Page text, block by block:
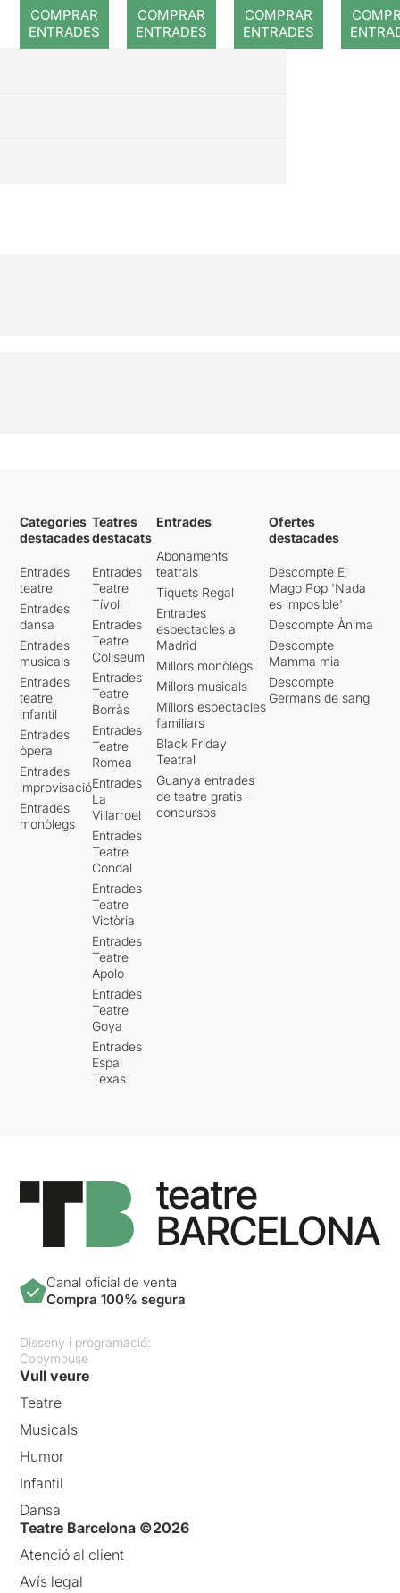
COMPRAR
ENTRADES
COMPRAR
ENTRADES
COMPRAR
ENTRADES
Categories
destacades
Entrades
teatre
Entrades
dansa
Entrades
musicals
Entrades
teatre
infantil
Entrades
òpera
Entrades
improvisació
Entrades
monòlegs
Teatres
destacats
Entrades
Teatre
Tívoli
Entrades
Teatre
Coliseum
Entrades
Teatre
Borràs
Entrades
Teatre
Romea
Entrades
La
Villarroel
Entrades
Teatre
Condal
Entrades
Teatre
Victòria
Entrades
Teatre
Apolo
Entrades
Teatre
Goya
Entrades
Espai
Texas
Entrades
Abonaments
teatrals
Tiquets Regal
Entrades
espectacles a
Madrid
Millors monòlegs
Millors musicals
Millors espectacles
familiars
Black Friday
Teatral
Guanya entrades
de teatre gratis -
concursos
Ofertes
destacades
Descompte El
Mago Pop 'Nada
es imposible'
Descompte Ànima
Descompte
Mamma mia
Descompte
Germans de sang
Canal oficial de venta
Compra 100% segura
Disseny i programació:
Copymouse
Vull veure
Teatre
Musicals
Humor
Infantil
Dansa
Teatre Barcelona ©2026
Atenció al client
Avís legal